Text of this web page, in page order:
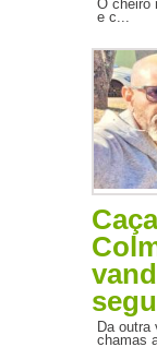
O cheiro
e c...
Da outra
chamas